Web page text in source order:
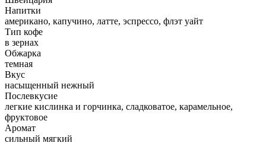
Напитки
американо, капучино, латте, эспрессо, флэт уайт
Тип кофе
в зернах
Обжарка
темная
Вкус
насыщенный нежный
Послевкусие
легкие кислинка и горчинка, сладковатое, карамельное,
фруктовое
Аромат
сильный мягкий